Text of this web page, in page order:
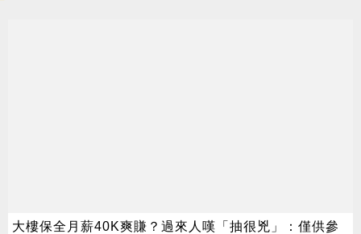
大樓保全月薪40K爽賺？過來人嘆「抽很兇」：僅供參